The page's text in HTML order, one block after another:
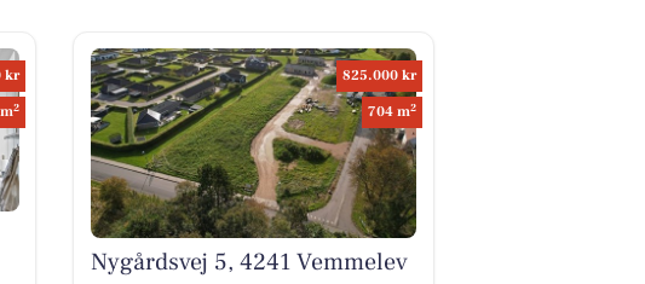
kr
2
825.000 kr
704 m2
Nygårdsvej 5, 4241 Vemmelev